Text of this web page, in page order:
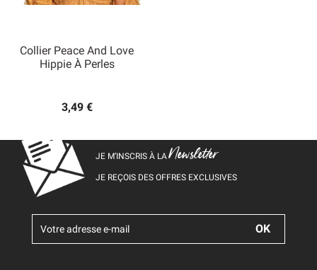
Collier Peace And Love
Hippie À Perles
3,49 €
JE M’INSCRIS À LANewsletter
JE REÇOIS DES OFFRES EXCLUSIVES